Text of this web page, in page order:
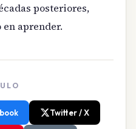
posteriores,
aprender.
Twitter / X